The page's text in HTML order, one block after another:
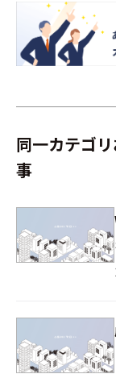
同一カテゴ
事